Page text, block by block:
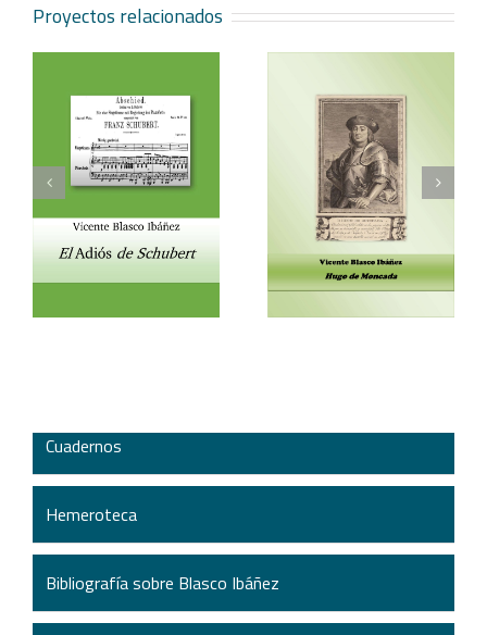
Proyectos relacionados
Vicente Blasco Ibáñez,
Hugo de Moncada
Aventura veneciana y
otros cuentos
Cuadernos
Hemeroteca
Bibliografía sobre Blasco Ibáñez